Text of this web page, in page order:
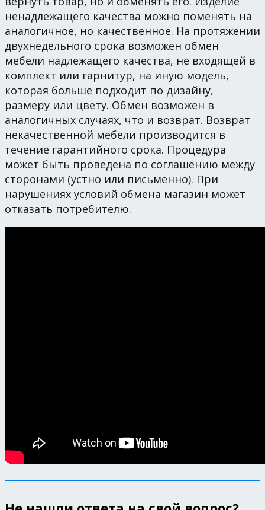
ненадлежащего качества можно поменять на
аналогичное, но качественное. На протяжении
двухнедельного срока возможен обмен
мебели надлежащего качества, не входящей в
комплект или гарнитур, на иную модель,
которая больше подходит по дизайну,
размеру или цвету. Обмен возможен в
аналогичных случаях, что и возврат. Возврат
некачественной мебели производится в
течение гарантийного срока. Процедура
может быть проведена по соглашению между
сторонами (устно или письменно). При
нарушениях условий обмена магазин может
отказать потребителю.